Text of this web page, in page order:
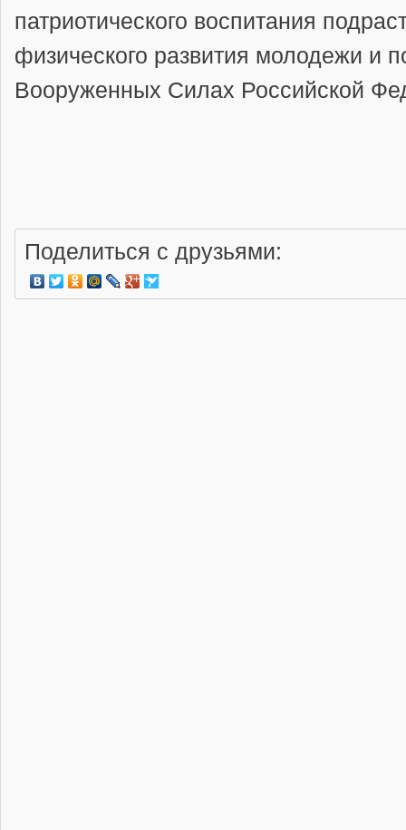
патриотического воспитания
физического развития молодежи и
Вооруженных Силах Российской
Поделиться с друзьями: